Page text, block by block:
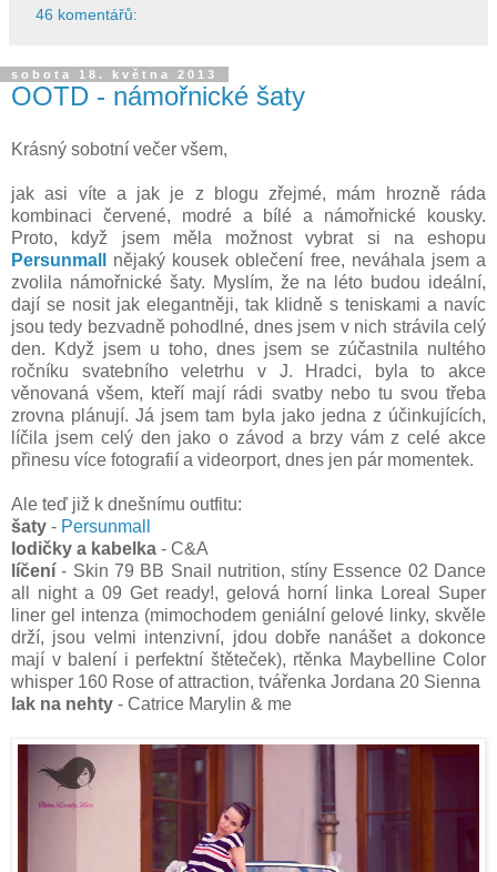
46 komentářů:
sobota 18. května 2013
OOTD - námořnické šaty
Krásný sobotní večer všem,
jak asi víte a jak je z blogu zřejmé, mám hrozně ráda
kombinaci červené, modré a bílé a námořnické kousky.
Proto, když jsem měla možnost vybrat si na eshopu
Persunmall
nějaký kousek oblečení free, neváhala jsem a
zvolila námořnické šaty. Myslím, že na léto budou ideální,
dají se nosit jak elegantněji, tak klidně s teniskami a navíc
jsou tedy bezvadně pohodlné, dnes jsem v nich strávila celý
den. Když jsem u toho, dnes jsem se zúčastnila nultého
ročníku svatebního veletrhu v J. Hradci, byla to akce
věnovaná všem, kteří mají rádi svatby nebo tu svou třeba
zrovna plánují. Já jsem tam byla jako jedna z účinkujících,
líčila jsem celý den jako o závod a brzy vám z celé akce
přinesu více fotografií a videorport, dnes jen pár momentek.
Ale teď již k dnešnímu outfitu:
šaty - Persunmall
lodičky a kabelka - C&A
líčení - Skin 79 BB Snail nutrition, stíny Essence 02 Dance
all night a 09 Get ready!, gelová horní linka Loreal Super
liner gel intenza (mimochodem geniální gelové linky, skvěle
drží, jsou velmi intenzivní, jdou dobře nanášet a dokonce
mají v balení i perfektní štěteček), rtěnka Maybelline Color
whisper 160 Rose of attraction, tvářenka Jordana 20 Sienna
lak na nehty - Catrice Marylin & me